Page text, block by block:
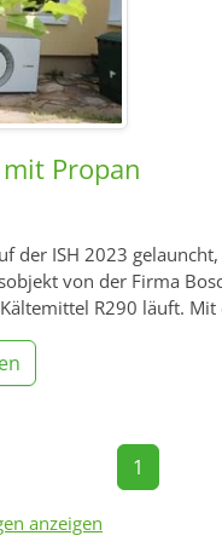
Propan
der ISH 2023
von der Firma
R290 läuft.
1
anzeigen